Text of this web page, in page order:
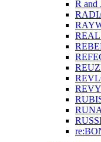
R and